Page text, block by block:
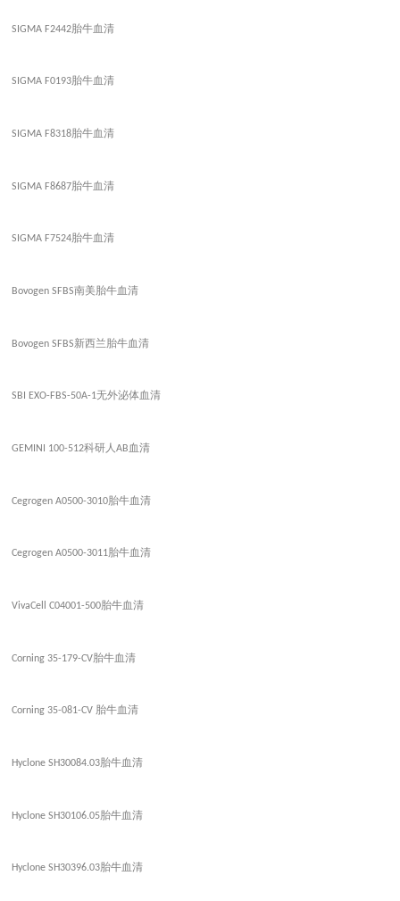
SIGMA F2442胎牛血清
SIGMA F0193胎牛血清
SIGMA F8318胎牛血清
SIGMA F8687胎牛血清
SIGMA F7524胎牛血清
Bovogen SFBS南美胎牛血清
Bovogen SFBS新西兰胎牛血清
SBI EXO-FBS-50A-1无外泌体血清
GEMINI 100-512科研人AB血清
Cegrogen A0500-3010胎牛血清
Cegrogen A0500-3011胎牛血清
VivaCell C04001-500胎牛血清
Corning 35-179-CV胎牛血清
Corning 35-081-CV胎牛血清
Hyclone SH30084.03胎牛血清
Hyclone SH30106.05胎牛血清
Hyclone SH30396.03胎牛血清